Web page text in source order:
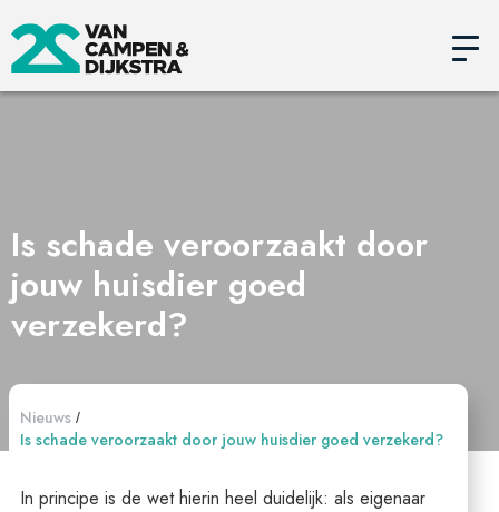
Is schade veroorzaakt door
jouw huisdier goed
verzekerd?
Nieuws /
Is schade veroorzaakt door jouw huisdier goed verzekerd?
In principe is de wet hierin heel duidelijk: als eigenaar